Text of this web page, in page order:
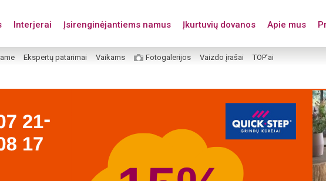
Interjerai Įsirenginėjantiems namus Įkurtuvių dovanos Apie mus
Ekspertų patarimai Vaikams Fotogalerijos Vaizdo įrašai TOP’ai